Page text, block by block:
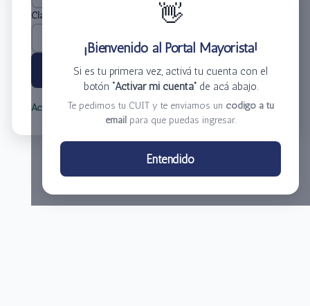
👋
¡Bienvenido al Portal Mayorista!
Si es tu primera vez, activá tu cuenta con el
botón “Activar mi cuenta”de acá abajo.
Te pedimos tu CUIT y te enviamos un código a tu
email para que puedas ingresar.
Entendido
Clave
Ingresar
Activar mi cuenta Olvidé mi clave
Centro de Distribución El Bacha S.A.